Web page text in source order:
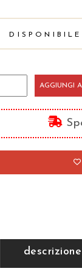
DISPONIBILE
AGGIUNGI
descrizione